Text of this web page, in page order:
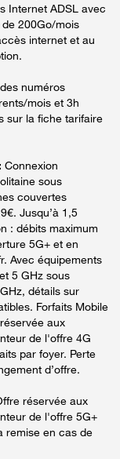
Internet ADSL avec
200Go/mois
internet et au
numéros
mois et 3h
sur la fiche tarifaire
Connexion
sous
couvertes
Jusqu’à 1,5
: débits maximum
5G+ et en
Avec équipements
5 GHz sous
détails sur
Forfaits Mobile
aux
de l'offre 4G
par foyer. Perte
d’offre.
réservée aux
de l'offre 5G+
remise en cas de